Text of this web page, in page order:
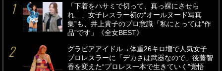
「下着をハサミで切って、真っ裸にさせら
れ…」女子レスラー初の“オールヌード写真
集”も、井上貴子のプロ意識「私にとっては“作
品”です」《全女BEST》
グラビアアイドル→体重26キロ増で人気女子
プロレスラーに「デカさは武器なので」後藤智
香を変えた“プロレス一本で生きていく”覚悟